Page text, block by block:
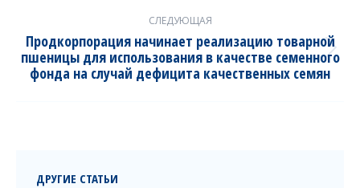
СЛЕДУЮЩАЯ
Next
post:
Продкорпорация начинает реализацию товарной
пшеницы для использования в качестве семенного
фонда на случай дефицита качественных семян
ДРУГИЕ СТАТЬИ